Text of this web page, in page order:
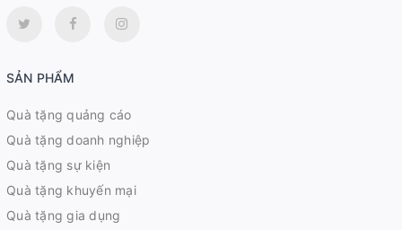
SẢN PHẨM
Quà tặng quảng cáo
Quà tặng doanh nghiệp
Quà tặng sự kiện
Quà tặng khuyến mại
Quà tặng gia dụng